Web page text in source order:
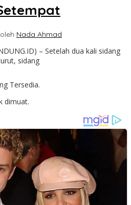
oleh Nada Ahmad
– Setelah dua kali sidang
sidang
Tersedia.
dimuat.